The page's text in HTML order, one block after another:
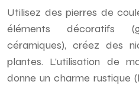
Utilisez des pierres de
éléments décoratifs
céramiques), créez des
plantes. L’utilisation de
donne un charme rustique